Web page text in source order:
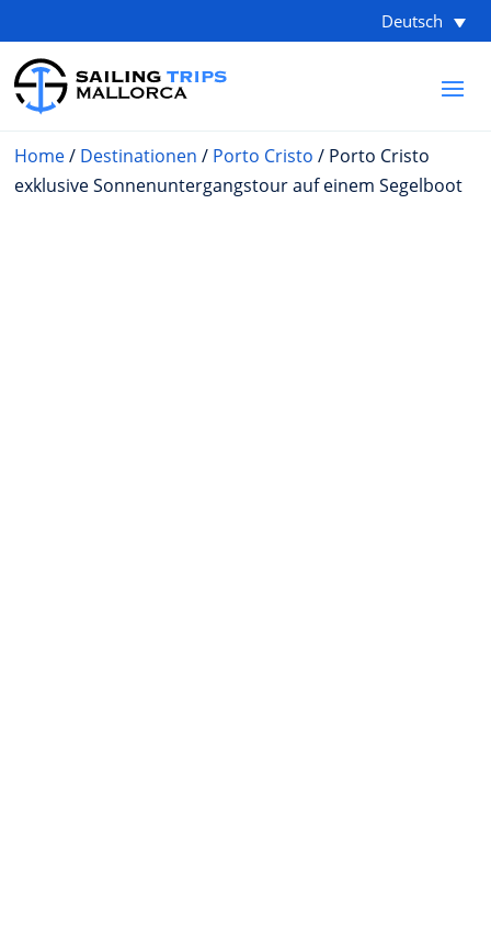
Deutsch
Home/ Destinationen / Porto Cristo / Porto Cristo
exklusive Sonnenuntergangstour auf einem Segelboot